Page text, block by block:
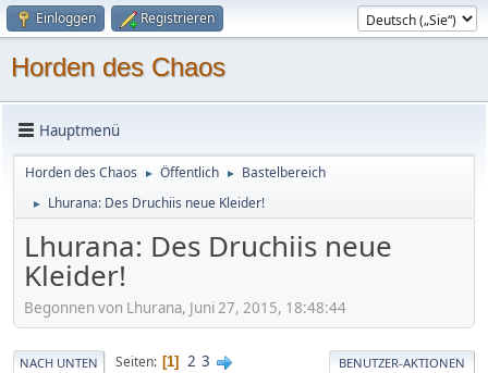
Einloggen Registrieren
Horden des Chaos
Hauptmenü
Horden des Chaos ► Öffentlich ► Bastelbereich
► Lhurana: Des Druchiis neue Kleider!
Lhurana: Des Druchiis neue
Kleider!
Begonnen von Lhurana, Juni 27, 2015, 18:48:44
NACH UNTEN Seiten 1 2 3 BENUTZER-AKTIONEN